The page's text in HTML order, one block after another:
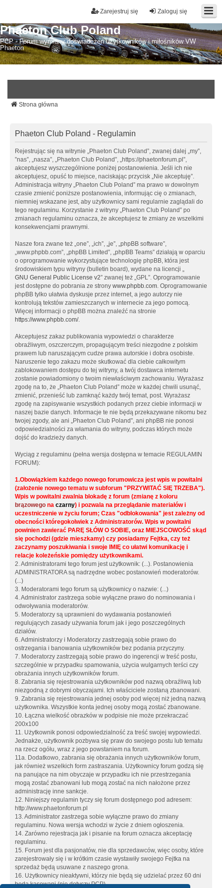
Zaloguj się
Zarejestruj się
Phaeton Club Poland
PCP - Forum wymiany doświadczeń użytkowników i miłośników VW
Phaeton
Strona główna
Phaeton Club Poland - Regulamin
Rejestrując się na witrynie „Phaeton Club Poland”, zwanej dalej „my”,
”nas”, „nasza”, „Phaeton Club Poland”, „https://phaetonforum.pl”,
akceptujesz wyszczególnione poniżej postanowienia. Jeśli ich nie
akceptujesz, opuść to miejsce, naciskając przycisk „Nie akceptuję”.
Administracja witryny „Phaeton Club Poland” ma prawo w dowolnym
czasie zmienić poniższe postanowienia, informując cię o zmianach,
niemniej wskazane jest, aby użytkownicy sami regularnie zaglądali do
tego regulaminu. Korzystanie z witryny „Phaeton Club Poland” po
zmianach regulaminu oznacza, że akceptujesz te zmiany ze wszelkimi
konsekwencjami prawnymi.
Nasze fora zwane też „one”, „ich”, „je”, „phpBB software”,
„www.phpbb.com”, „phpBB Limited”, „phpBB Teams” działają w oparciu
o oprogramowanie wykorzystujące technologię phpBB, która jest
środowiskiem typu witryny (bulletin board), wydane na licencji „
GNU General Public License v2” zwanej też „GPL”. Oprogramowanie
jest dostępne do pobrania ze strony www.phpbb.com. Oprogramowanie
phpBB tylko ułatwia dyskusje przez internet, a jego autorzy nie
kontrolują tekstów zamieszczanych w internecie za jego pomocą.
Więcej informacji o phpBB można znaleźć na stronie
https://www.phpbb.com/.
Akceptujesz zakaz publikowania wypowiedzi o charakterze
obraźliwym, oszczerczym, propagującym treści niezgodne z polskim
prawem lub naruszającym cudze prawa autorskie i dobra osobiste.
Naruszenie tego zakazu może skutkować dla ciebie całkowitym
zablokowaniem dostępu do tej witryny, a twój dostawca internetu
zostanie powiadomiony o twoim niewłaściwym zachowaniu. Wyrażasz
zgodę na to, że „Phaeton Club Poland” może w każdej chwili usunąć,
zmienić, przenieść lub zamknąć każdy twój temat, post. Wyrażasz
zgodę na zapisywanie wszystkich podanych przez ciebie informacji w
naszej bazie danych. Informacje te nie będą przekazywane nikomu bez
twojej zgody, ale ani „Phaeton Club Poland”, ani phpBB nie ponosi
odpowiedzialności za włamania do witryny, podczas których może
dojść do kradzieży danych.
Wyciąg z regulaminu (pełna wersja dostępna w temacie REGULAMIN
FORUM):
1.Obowiązkiem każdego nowego forumowicza jest wpis w powitalni
(założenie nowego tematu w subforum "PRZYWITAĆ SIĘ TRZEBA").
Wpis w powitalni zwalnia blokadę z forum (zmianę z koloru
brązowego na czarny) i pozwala na przeglądanie materiałów i
uczestniczenie w życiu forum; Czas "odblokowania" jest zależny od
obecności któregokolwiek z Administratorów. Wpis w powitalni
powinien zawierać PARĘ SŁÓW O SOBIE, oraz MIEJSCOWOŚĆ skąd
się pochodzi (gdzie mieszkamy) czy posiadamy Fejtka, czy też
zaczynamy poszukiwania i swoje IMIĘ co ułatwi komunikację i
relacje koleżeńskie pomiędzy użytkownikami.
2. Administratorami tego forum jest użytkownik: (...). Postanowienia
ADMINISTRATORA są nadrzędne wobec postanowień moderatorów.
(...)
3. Moderatorami tego forum są użytkownicy o nazwie: (...)
4. Administrator zastrzega sobie wyłączne prawo do nominowania i
odwoływania moderatorów.
5. Moderatorzy są uprawnieni do wydawania postanowień
regulujących zasady używania forum jak i jego poszczególnych
działów.
6. Administratorzy i Moderatorzy zastrzegają sobie prawo do
ostrzegania i banowania użytkowników bez podania przyczyny.
7. Moderatorzy zastrzegają sobie prawo do ingerencji w treść postu,
szczególnie w przypadku spamowania, użycia wulgarnych terści czy
obrażania innych użytkowników forum.
8. Zabrania się rejestrowania użytkowników pod nazwą obraźliwą lub
niezgodną z dobrymi obyczajami. Ich właściciele zostaną zbanowani.
9. Zabrania się rejestrowania jednej osoby pod więcej niż jedną nazwą
użytkownika. Wszystkie konta jednej osoby mogą zostać zbanowane.
10. Łączna wielkość obrazków w podpisie nie może przekraczać
200x100
11. Użytkownik ponosi odpowiedzialność za treść swojej wypowiedzi.
Jednakże, użytkownik pozbywa się praw do swojego postu lub tematu
na rzecz ogółu, wraz z jego powstaniem na forum.
11a. Dodatkowo, zabrania się obrażania innych użytkowników forum,
jak również wszelkich form zastraszania. Użytkownicy forum godzą się
na panujące na nim obyczaje w przypadku ich nie przestrzegania
mogą zostać zbanowani lub mogą zostać na nich nałożone przez
administrację inne sankcje.
12. Niniejszy regulamin tyczy się forum dostępnego pod adresem:
http://www.phaetonforum.pl
13. Administrator zastrzega sobie wyłączne prawo do zmiany
regulaminu. Nowa wersja wchodzi w życie z dniem ogłoszenia.
14. Zarówno rejestracja jak i pisanie na forum oznacza akceptację
regulaminu.
15. Forum jest dla pasjonatów, nie dla sprzedawców, więc osoby, które
zarejestrowały się i w krótkim czasie wystawiły swojego Fejtka na
sprzedaż będą usuwane z naszego grona.
16. Użytkownicy nieaktywni, którzy nie będą się udzielać przez 60 dni
będą kasowani (nie dotyczy PCP)